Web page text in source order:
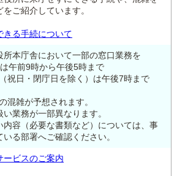
ご紹介しています。
きる手続について
本庁舎において一部の窓口業務を
午前9時から午後5時まで
祝日・閉庁日を除く）は午後7時まで
混雑が予想されます。
業務が一部異なります。
内容（必要な書類など）については、事
る部署へご確認ください。
ビスのご案内